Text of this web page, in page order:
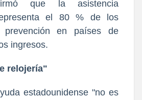
que la asistencia
el 80 % de los
prevención en países de
ingresos.
relojería"
estadounidense "no es